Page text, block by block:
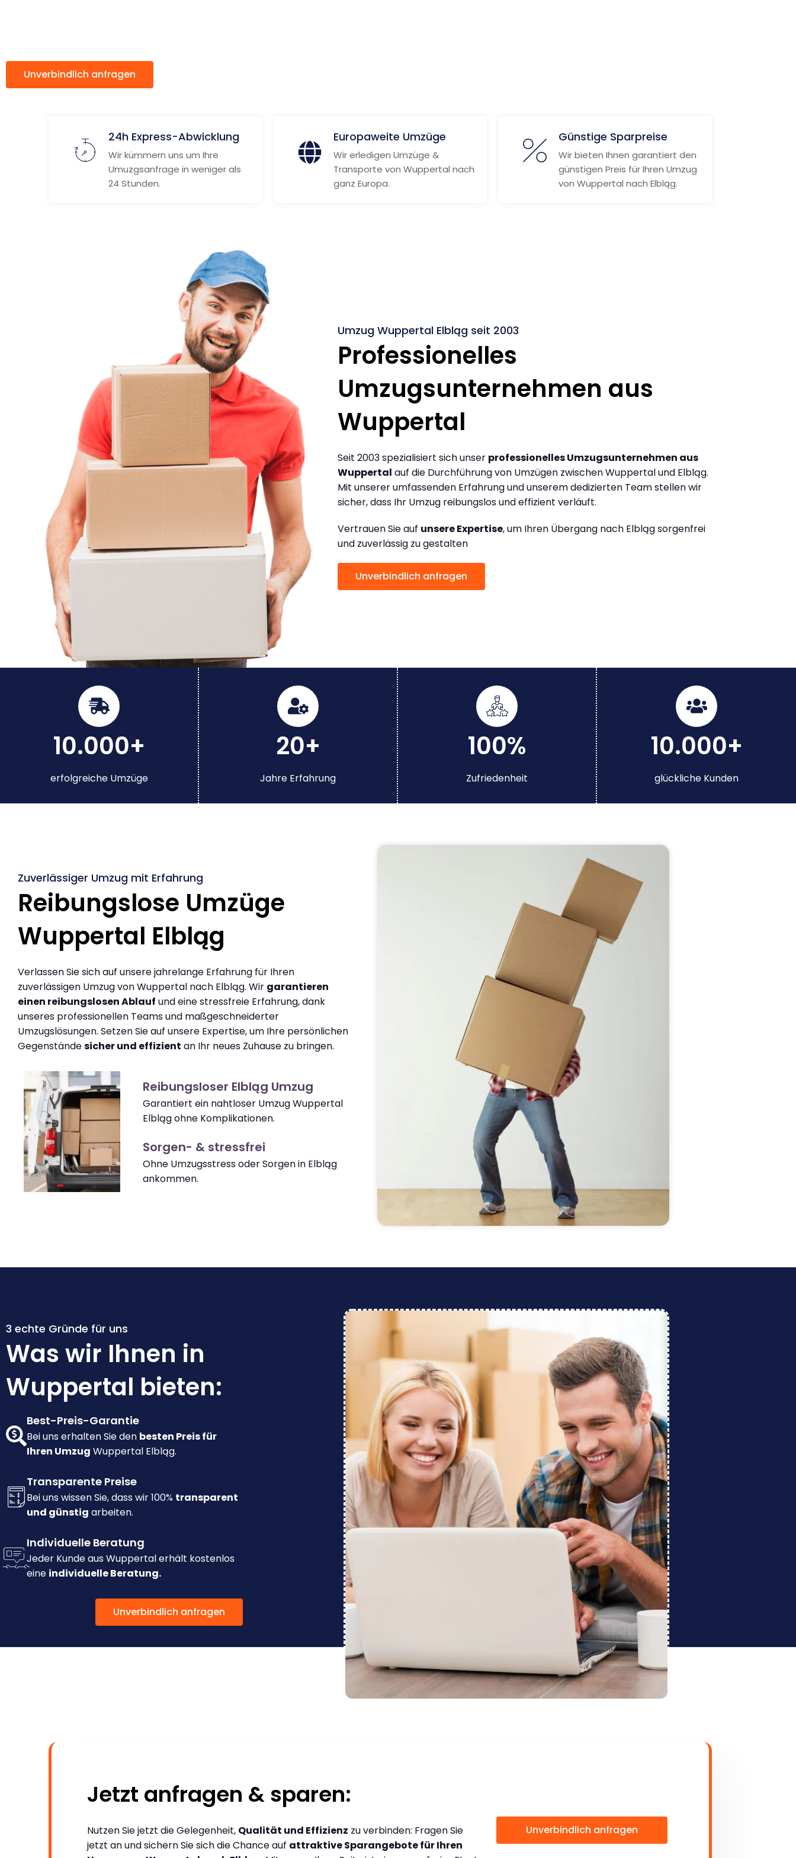
Unverbindlich anfragen
24h Express-Abwicklung
Wir kümmern uns um Ihre
Umuzgsanfrage in weniger als
24 Stunden.
Europaweite Umzüge
Wir erledigen Umzüge &
Transporte von Wuppertal nach
ganz Europa.
Günstige Sparpreise
Wir bieten Ihnen garantiert den
günstigen Preis für Ihren Umzug
von Wuppertal nach Elbląg.
Umzug Wuppertal Elbląg seit 2003
Professionelles
Umzugsunternehmen aus
Wuppertal
Seit 2003 spezialisiert sich unser professionelles Umzugsunternehmen aus
Wuppertal auf die Durchführung von Umzügen zwischen Wuppertal und Elbląg.
Mit unserer umfassenden Erfahrung und unserem dedizierten Team stellen wir
sicher, dass Ihr Umzug reibungslos und effizient verläuft.
Vertrauen Sie auf unsere Expertise, um Ihren Übergang nach Elbląg sorgenfrei
und zuverlässig zu gestalten
Unverbindlich anfragen
10.000+
erfolgreiche Umzüge
20+
Jahre Erfahrung
100%
Zufriedenheit
10.000+
glückliche Kunden
Zuverlässiger Umzug mit Erfahrung
Reibungslose Umzüge
Wuppertal Elbląg
Verlassen Sie sich auf unsere jahrelange Erfahrung für Ihren
zuverlässigen Umzug von Wuppertal nach Elbląg. Wir garantieren
einen reibungslosen Ablauf und eine stressfreie Erfahrung, dank
unseres professionellen Teams und maßgeschneiderter
Umzugslösungen. Setzen Sie auf unsere Expertise, um Ihre persönlichen
Gegenständesicher und effizient an Ihr neues Zuhause zu bringen.
Reibungsloser Elbląg Umzug
Garantiert ein nahtloser Umzug Wuppertal
Elbląg ohne Komplikationen.
Sorgen- & stressfrei
Ohne Umzugsstress oder Sorgen in Elbląg
ankommen.
3 echte Gründe für uns
Was wir Ihnen in
Wuppertal bieten:
Best-Preis-Garantie
Bei uns erhalten Sie den besten Preis für
Ihren Umzug Wuppertal Elbląg.
Transparente Preise
Bei uns wissen Sie, dass wir 100% transparent
und günstig arbeiten.
Individuelle Beratung
Jeder Kunde aus Wuppertal erhält kostenlos
eine individuelle Beratung.
Unverbindlich anfragen
Jetzt anfragen & sparen:
Nutzen Sie jetzt die Gelegenheit, Qualität und Effizienz zu verbinden: Fragen Sie
jetzt an und sichern Sie sich die Chance auf attraktive Sparangebote für Ihren
Unverbindlich anfragen